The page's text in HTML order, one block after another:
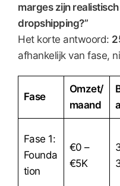
marges zijn
dropshipping?”
Het korte antwoord:
afhankelijk van fase,
Fase
Omzet/
maand
Fase 1:
Founda
tion
€0 –
€5K